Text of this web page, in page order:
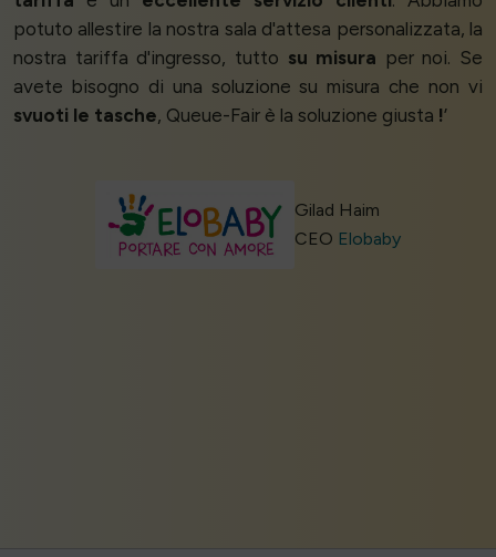
potuto allestire la nostra sala d'attesa personalizzata, la
nostra tariffa d'ingresso, tutto su misura per noi. Se
avete bisogno di una soluzione su misura che non vi
svuoti le tasche, Queue-Fair è la soluzione giusta !’
Gilad Haim
CEO Elobaby